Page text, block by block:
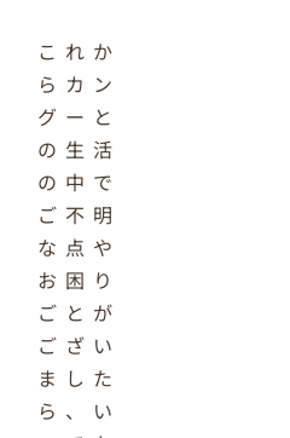
これか
らカン
グーと
の生活
の中で
ご不明
な点や
お困り
ごとが
ござい
ました
ら、い